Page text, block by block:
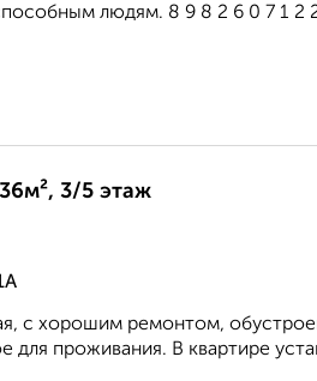
людям. 8 9 8 2 6 0 7 1 2
3/5 этаж
с хорошим ремонтом,
проживания. В квартире